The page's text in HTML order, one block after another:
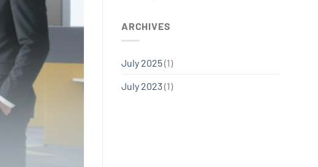
ARCHIVES
July 2025(1)
July 2023(1)